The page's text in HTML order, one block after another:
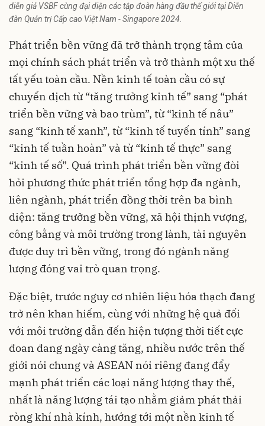
diễn giả VSBF cùng đại diện các tập đoàn hàng đầu thế giới tại Diễn
đàn Quản trị Cấp cao Việt Nam - Singapore 2024.
Phát triển bền vững đã trở thành trọng tâm của
mọi chính sách phát triển và trở thành một xu thế
tất yếu toàn cầu. Nền kinh tế toàn cầu có sự
chuyển dịch từ “tăng trưởng kinh tế” sang “phát
triển bền vững và bao trùm”, từ “kinh tế nâu”
sang “kinh tế xanh”, từ “kinh tế tuyến tính” sang
“kinh tế tuần hoàn” và từ “kinh tế thực” sang
“kinh tế số”. Quá trình phát triển bền vững đòi
hỏi phương thức phát triển tổng hợp đa ngành,
liên ngành, phát triển đồng thời trên ba bình
diện: tăng trưởng bền vững, xã hội thịnh vượng,
công bằng và môi trường trong lành, tài nguyên
được duy trì bền vững, trong đó ngành năng
lượng đóng vai trò quan trọng.
Đặc biệt, trước nguy cơ nhiên liệu hóa thạch đang
trở nên khan hiếm, cùng với những hệ quả đối
với môi trường dẫn đến hiện tượng thời tiết cực
đoan đang ngày càng tăng, nhiều nước trên thế
giới nói chung và ASEAN nói riêng đang đẩy
mạnh phát triển các loại năng lượng thay thế,
nhất là năng lượng tái tạo nhằm giảm phát thải
ròng khí nhà kính, hướng tới một nền kinh tế